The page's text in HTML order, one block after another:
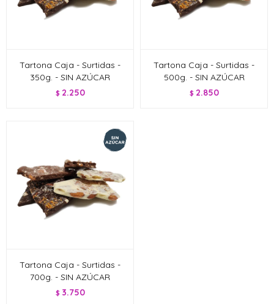
Tartona Caja - Surtidas -
350g. - SIN AZÚCAR
$ 2.250
Tartona Caja - Surtidas -
500g. - SIN AZÚCAR
$ 2.850
Tartona Caja - Surtidas -
700g. - SIN AZÚCAR
$ 3.750